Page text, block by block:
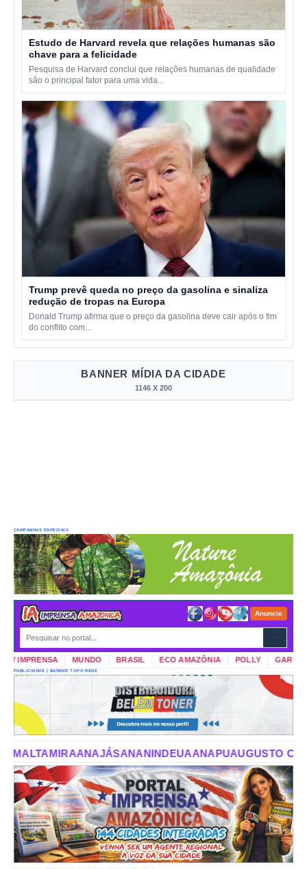
Estudo de Harvard revela que relações humanas são
chave para a felicidade
Pesquisa de Harvard conclui que relações humanas de qualidade
são o principal fator para uma vida...
Trump prevê queda no preço da gasolina e sinaliza
redução de tropas na Europa
Donald Trump afirma que o preço da gasolina deve cair após o fim
do conflito com...
BANNER MÍDIA DA CIDADE
1146 X 200
CAMPANHAS ESPECIAIS
Anuncie
IMPRENSA MUNDO BRASIL ECO AMAZÔNIA POLLY GARIMPO
PUBLICIDADE | BANNER TOPO REDE
ANAPUAUGUSTO CORRÊAAURORA DO PARÁ